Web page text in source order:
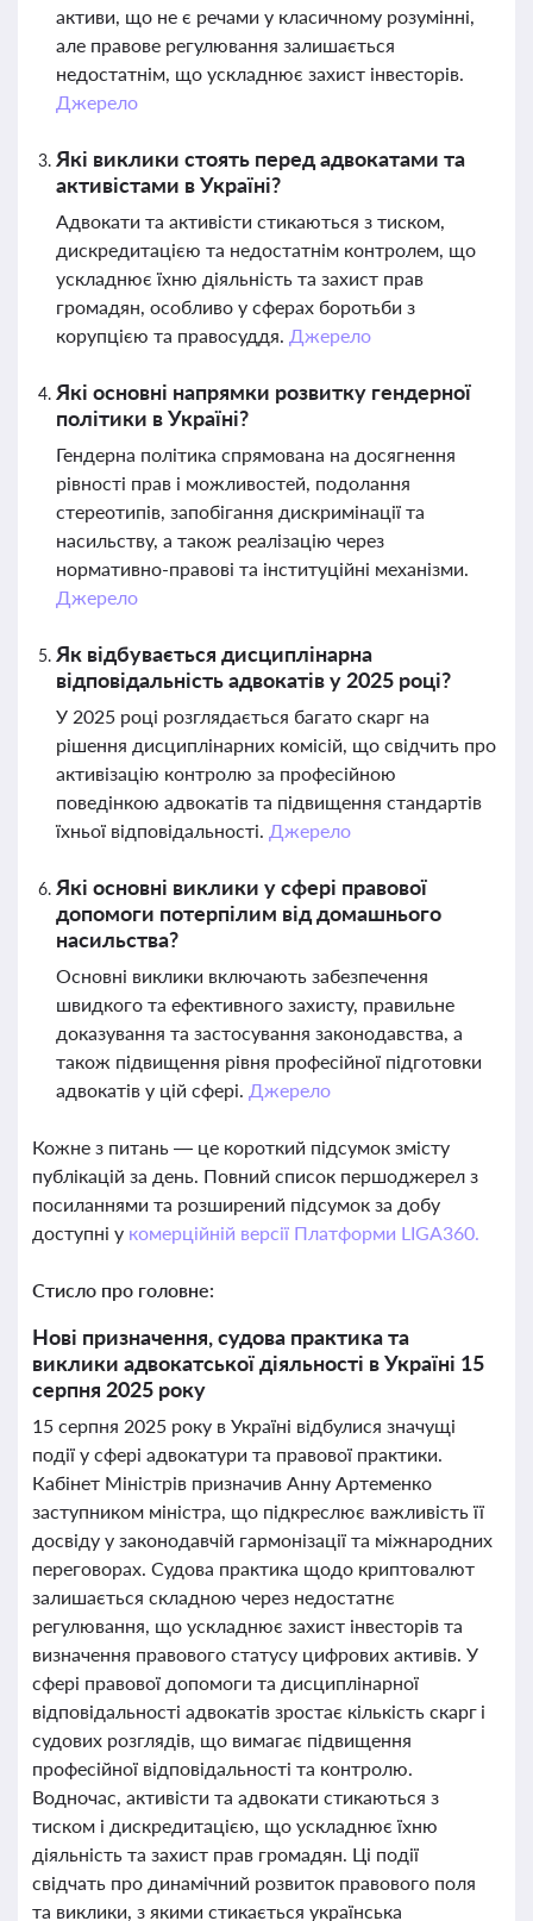
активи, що не є речами у класичному розумінні,
але правове регулювання залишається
недостатнім, що ускладнює захист інвесторів.
Джерело
Які виклики стоять перед адвокатами та
активістами в Україні?
Адвокати та активісти стикаються з тиском,
дискредитацією та недостатнім контролем, що
ускладнює їхню діяльність та захист прав
громадян, особливо у сферах боротьби з
корупцією та правосуддя. Джерело
Які основні напрямки розвитку гендерної
політики в Україні?
Гендерна політика спрямована на досягнення
рівності прав і можливостей, подолання
стереотипів, запобігання дискримінації та
насильству, а також реалізацію через
нормативно-правові та інституційні механізми.
Джерело
Як відбувається дисциплінарна
відповідальність адвокатів у 2025 році?
У 2025 році розглядається багато скарг на
рішення дисциплінарних комісій, що свідчить про
активізацію контролю за професійною
поведінкою адвокатів та підвищення стандартів
їхньої відповідальності. Джерело
Які основні виклики у сфері правової
допомоги потерпілим від домашнього
насильства?
Основні виклики включають забезпечення
швидкого та ефективного захисту, правильне
доказування та застосування законодавства, а
також підвищення рівня професійної підготовки
адвокатів у цій сфері. Джерело
Кожне з питань — це короткий підсумок змісту
публікацій за день. Повний список першоджерел з
посиланнями та розширений підсумок за добу
доступні у комерційній версії Платформи LIGA360.
Стисло про головне:
Нові призначення, судова практика та
виклики адвокатської діяльності в Україні 15
серпня 2025 року
15 серпня 2025 року в Україні відбулися значущі
події у сфері адвокатури та правової практики.
Кабінет Міністрів призначив Анну Артеменко
заступником міністра, що підкреслює важливість її
досвіду у законодавчій гармонізації та міжнародних
переговорах. Судова практика щодо криптовалют
залишається складною через недостатнє
регулювання, що ускладнює захист інвесторів та
визначення правового статусу цифрових активів. У
сфері правової допомоги та дисциплінарної
відповідальності адвокатів зростає кількість скарг і
судових розглядів, що вимагає підвищення
професійної відповідальності та контролю.
Водночас, активісти та адвокати стикаються з
тиском і дискредитацією, що ускладнює їхню
діяльність та захист прав громадян. Ці події
свідчать про динамічний розвиток правового поля
та виклики, з якими стикається українська